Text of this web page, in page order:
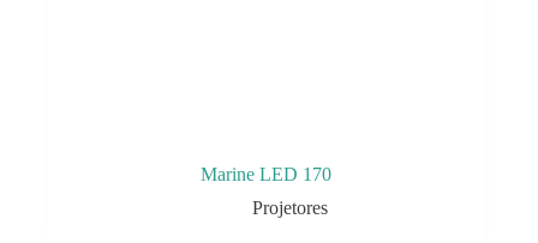
Marine LED 170
Projetores